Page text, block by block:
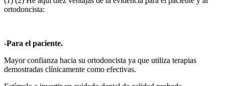
ortodoncista:
-Para el paciente.
Mayor confianza hacia su ortodoncista ya que utiliza terapias
demostradas clínicamente como efectivas.